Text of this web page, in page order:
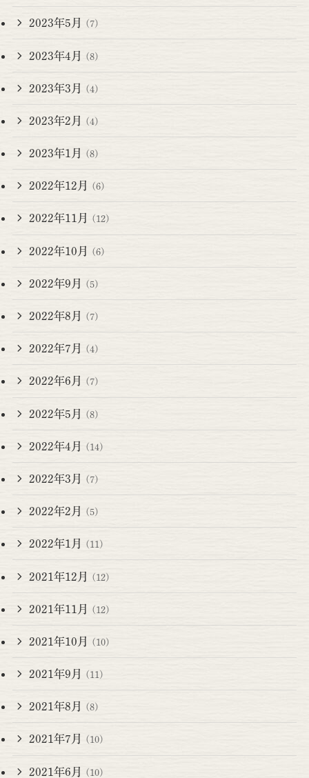
2023年5月 (7)
2023年4月 (8)
2023年3月 (4)
2023年2月 (4)
2023年1月 (8)
2022年12月 (6)
2022年11月 (12)
2022年10月 (6)
2022年9月 (5)
2022年8月 (7)
2022年7月 (4)
2022年6月 (7)
2022年5月 (8)
2022年4月 (14)
2022年3月 (7)
2022年2月 (5)
2022年1月 (11)
2021年12月 (12)
2021年11月 (12)
2021年10月 (10)
2021年9月 (11)
2021年8月 (8)
2021年7月 (10)
2021年6月 (10)